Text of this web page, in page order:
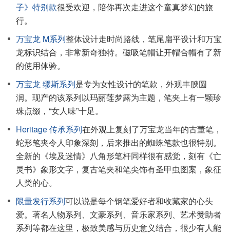
子》特别款很受欢迎，陪你再次走进这个童真梦幻的旅
行。
万宝龙 M系列整体设计走时尚路线，笔尾扁平设计和万宝
龙标识结合，非常新奇独特。磁吸笔帽让开帽合帽有了新
的使用体验。
万宝龙 缪斯系列是专为女性设计的笔款，外观丰腴圆
润。现产的该系列以玛丽莲梦露为主题，笔夹上有一颗珍
珠点缀，“女人味”十足。
Heritage 传承系列在外观上复刻了万宝龙当年的古董笔，
蛇形笔夹令人印象深刻，后来推出的蜘蛛笔款也很特别。
全新的《埃及迷情》八角形笔杆同样很有感觉，刻有《亡
灵书》象形文字，复古笔夹和笔尖饰有圣甲虫图案，象征
人类的心。
限量发行系列可以说是每个钢笔爱好者和收藏家的心头
爱。著名人物系列、文豪系列、音乐家系列、艺术赞助者
系列等都在这里，极致美感与历史意义结合，很少有人能